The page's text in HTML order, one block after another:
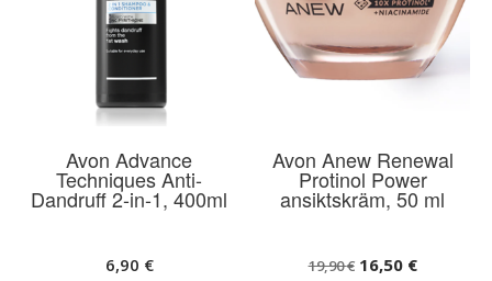
Avon Advance
Techniques Anti-
Dandruff 2-in-1, 400ml
6,90 €
Avon Anew Renewal
Protinol Power
ansiktskräm, 50 ml
19,90€ Det
16,50 €Det